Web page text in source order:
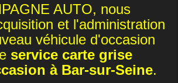
AUTO, nous
et l'administration
véhicule d'occasion
service carte grise
à Bar-sur-Seine.